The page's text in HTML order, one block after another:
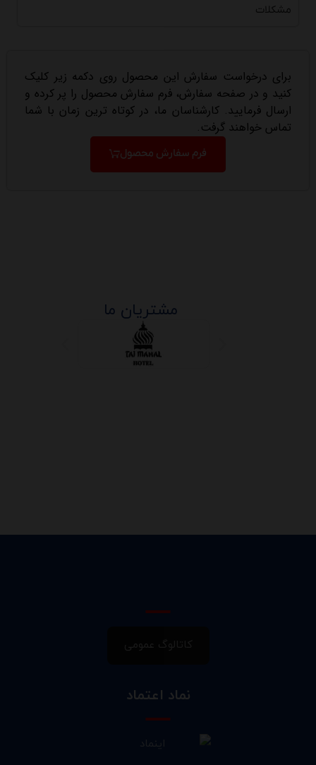
مشکلات
برای درخواست سفارش این محصول روی دکمه زیر کلیک
کنید و در صفحه سفارش، فرم سفارش محصول را پر کرده و
ارسال فرمایید. کارشناسان ما، در کوتاه ترین زمان با شما
تماس خواهند گرفت.
فرم سفارش محصول
مشتریان ما
کاتالوگ عمومی
نماد اعتماد